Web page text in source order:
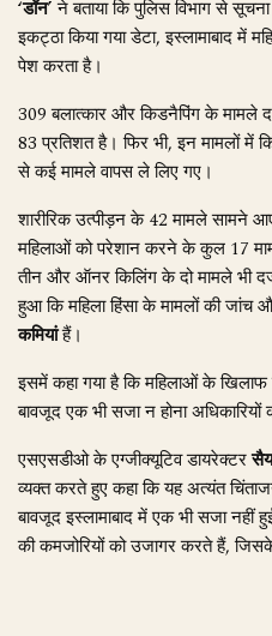
‘डॉन’ने बताया कि पुलिस विभाग से
इकट्ठा किया गया डेटा, इस्लामाबाद में
पेश करता है।
309 बलात्कार और किडनैपिंग के
83 प्रतिशत है। फिर भी, इन मामलों में
से कई मामले वापस ले लिए गए।
शारीरिक उत्पीड़न के 42 मामले सामने
महिलाओं को परेशान करने के कुल 17
तीन और ऑनर किलिंग के दो मामले भी
हुआ कि महिला हिंसा के मामलों की जांच
कमियांहैं।
इसमें कहा गया है कि महिलाओं के खिलाफ
बावजूद एक भी सजा न होना अधिकारियों
एसएसडीओ के एग्जीक्यूटिव डायरेक्टर
व्यक्त करते हुए कहा कि यह अत्यंत
बावजूद इस्लामाबाद में एक भी सजा नहीं
की कमजोरियों को उजागर करते हैं, जिसके